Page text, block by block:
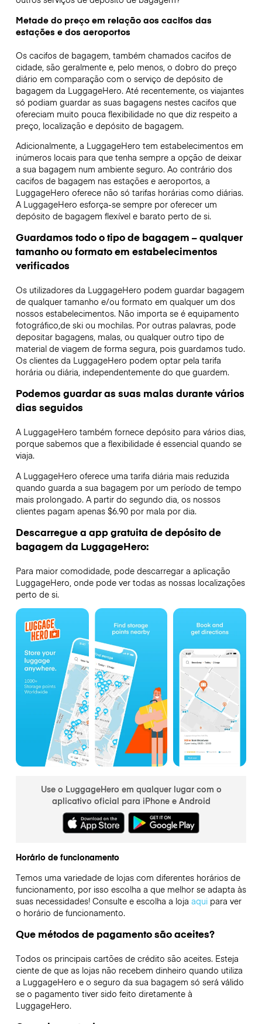
Metade do preço em relação aos cacifos das
estações e dos aeroportos
Os cacifos de bagagem, também chamados cacifos de
cidade, são geralmente e, pelo menos, o dobro do preço
diário em comparação com o serviço de depósito de
bagagem da LuggageHero. Até recentemente, os viajantes
só podiam guardar as suas bagagens nestes cacifos que
ofereciam muito pouca flexibilidade no que diz respeito a
preço, localização e depósito de bagagem.
Adicionalmente, a LuggageHero tem estabelecimentos em
inúmeros locais para que tenha sempre a opção de deixar
a sua bagagem num ambiente seguro. Ao contrário dos
cacifos de bagagem nas estações e aeroportos, a
LuggageHero oferece não só tarifas horárias como diárias.
A LuggageHero esforça-se sempre por oferecer um
depósito de bagagem flexível e barato perto de si.
Guardamos todo o tipo de bagagem – qualquer
tamanho ou formato em estabelecimentos
verificados
Os utilizadores da LuggageHero podem guardar bagagem
de qualquer tamanho e/ou formato em qualquer um dos
nossos estabelecimentos. Não importa se é equipamento
fotográfico,de ski ou mochilas. Por outras palavras, pode
depositar bagagens, malas, ou qualquer outro tipo de
material de viagem de forma segura, pois guardamos tudo.
Os clientes da LuggageHero podem optar pela tarifa
horária ou diária, independentemente do que guardem.
Podemos guardar as suas malas durante vários
dias seguidos
A LuggageHero também fornece depósito para vários dias,
porque sabemos que a flexibilidade é essencial quando se
viaja.
A LuggageHero oferece uma tarifa diária mais reduzida
quando guarda a sua bagagem por um período de tempo
mais prolongado. A partir do segundo dia, os nossos
clientes pagam apenas $6.90 por mala por dia.
Descarregue a app gratuita de depósito de
bagagem da LuggageHero:
Para maior comodidade, pode descarregar a aplicação
LuggageHero, onde pode ver todas as nossas localizações
perto de si.
Use o LuggageHero em qualquer lugar com o
aplicativo oficial para iPhone e Android
Horário de funcionamento
Temos uma variedade de lojas com diferentes horários de
funcionamento, por isso escolha a que melhor se adapta às
suas necessidades! Consulte e escolha a loja aquipara ver
o horário de funcionamento.
Que métodos de pagamento são aceites?
Todos os principais cartões de crédito são aceites. Esteja
ciente de que as lojas não recebem dinheiro quando utiliza
a LuggageHero e o seguro da sua bagagem só será válido
se o pagamento tiver sido feito diretamente à
LuggageHero.